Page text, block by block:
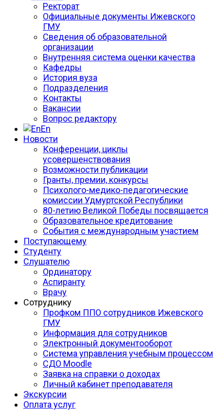
Ректорат
Официальные документы Ижевского
ГМУ
Сведения об образовательной
организации
Внутренняя система оценки качества
Кафедры
История вуза
Подразделения
Контакты
Вакансии
Вопрос редактору
En
Новости
Конференции, циклы
усовершенствования
Возможности публикации
Гранты, премии, конкурсы
Психолого-медико-педагогические
комиссии Удмуртской Республики
80-летию Великой Победы посвящается
Образовательное кредитование
События с международным участием
Поступающему
Студенту
Слушателю
Ординатору
Аспиранту
Врачу
Сотруднику
Профком ППО сотрудников Ижевского
ГМУ
Информация для сотрудников
Электронный документооборот
Система управления учебным процессом
СДО Moodle
Заявка на справки о доходах
Личный кабинет преподавателя
Экскурсии
Оплата услуг